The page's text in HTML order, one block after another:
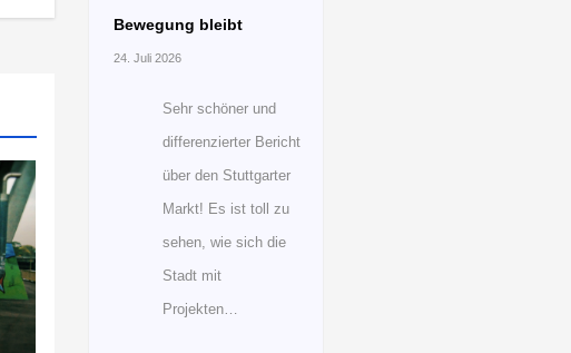
Bewegung bleibt
24. Juli 2026
Sehr schöner und
differenzierter Bericht
über den Stuttgarter
Markt! Es ist toll zu
sehen, wie sich die
Stadt mit
Projekten…